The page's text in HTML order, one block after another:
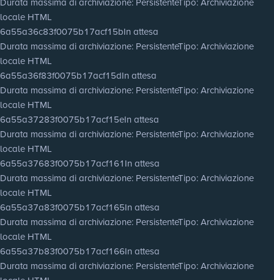
locale HTML
6a55a36c83f0075b17acf15bIn attesa
Durata massima di archiviazione: PersistenteTipo: Archiviazione
locale HTML
6a55a36f83f0075b17acf15dIn attesa
Durata massima di archiviazione: PersistenteTipo: Archiviazione
locale HTML
6a55a37283f0075b17acf15eIn attesa
Durata massima di archiviazione: PersistenteTipo: Archiviazione
locale HTML
6a55a37683f0075b17acf161In attesa
Durata massima di archiviazione: PersistenteTipo: Archiviazione
locale HTML
6a55a37a83f0075b17acf165In attesa
Durata massima di archiviazione: PersistenteTipo: Archiviazione
locale HTML
6a55a37b83f0075b17acf166In attesa
Durata massima di archiviazione: PersistenteTipo: Archiviazione